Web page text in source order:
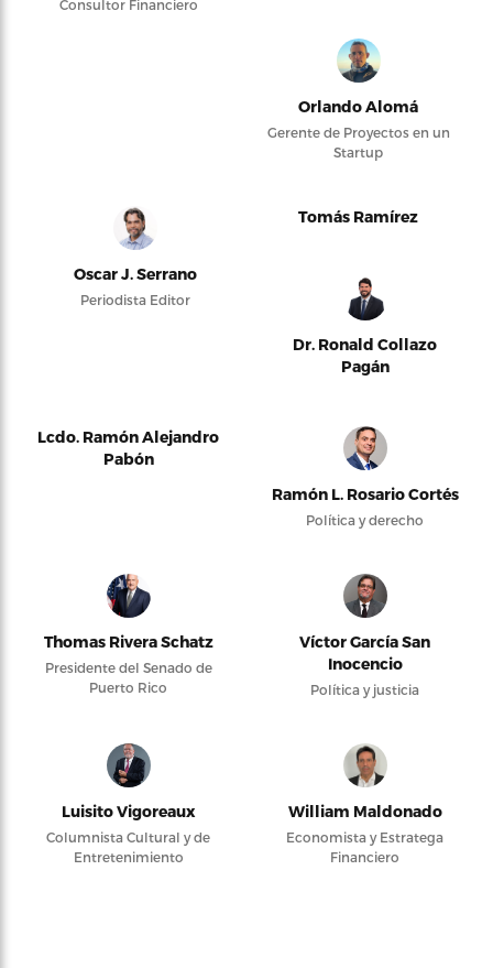
Consultor Financiero
Orlando Alomá
Gerente de Proyectos en un
Startup
Oscar J. Serrano
Periodista Editor
Tomás Ramírez
Dr. Ronald Collazo
Pagán
Lcdo. Ramón Alejandro
Pabón
Ramón L. Rosario Cortés
Política y derecho
Thomas Rivera Schatz
Presidente del Senado de
Puerto Rico
Víctor García San
Inocencio
Política y justicia
Luisito Vigoreaux
Columnista Cultural y de
Entretenimiento
William Maldonado
Economista y Estratega
Financiero